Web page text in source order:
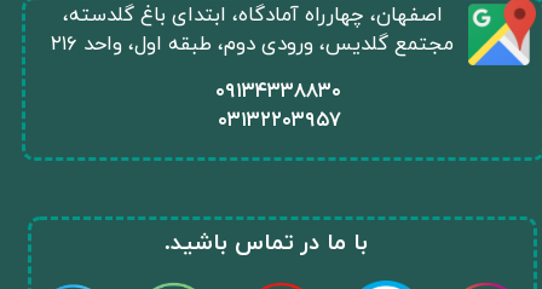
​۰۹۱۳۴۳۳۸۸۳۰
۰۳۱۳۲۲۰۳۹۵۷
​اصفهان، چهارراه آمادگاه، ابتدای باغ گلدسته،
مجتمع گلدیس، ورودی دوم، طبقه اول، واحد ۲۱۶
​با ما در تماس باشید.​​​​​​​